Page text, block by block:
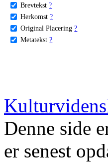
Brevtekst ?
Herkomst ?
Original Placering ?
Metatekst ?
Denne side
er senest